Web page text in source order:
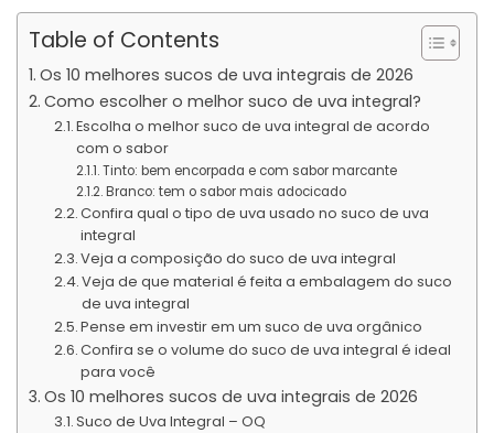
Table of Contents
Os 10 melhores sucos de uva integrais de 2026
Como escolher o melhor suco de uva integral?
Escolha o melhor suco de uva integral de acordo
com o sabor
Tinto: bem encorpada e com sabor marcante
Branco: tem o sabor mais adocicado
Confira qual o tipo de uva usado no suco de uva
integral
Veja a composição do suco de uva integral
Veja de que material é feita a embalagem do suco
de uva integral
Pense em investir em um suco de uva orgânico
Confira se o volume do suco de uva integral é ideal
para você
Os 10 melhores sucos de uva integrais de 2026
Suco de Uva Integral – OQ